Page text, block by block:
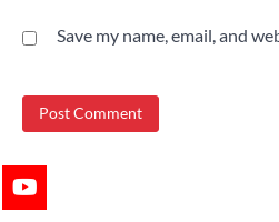
Save my name, email, and